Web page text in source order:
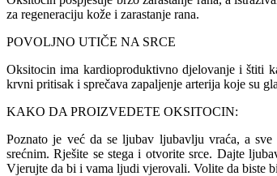
za regeneraciju kože i zarastanje rana.
POVOLJNO UTIČE NA SRCE
Oksitocin ima kardioproduktivno djelovanje i štiti
krvni pritisak i sprečava zapaljenje arterija koje su
KAKO DA PROIZVEDETE OKSITOCIN:
Poznato je već da se ljubav ljubavlju vraća, a
srećnim. Rješite se stega i otvorite srce. Dajte
Vjerujte da bi i vama ljudi vjerovali. Volite da biste